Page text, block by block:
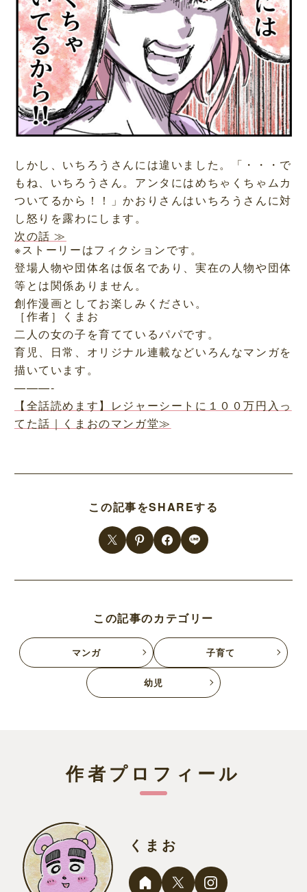
しかし、いちろうさんには違いました。「・・・で
もね、いちろうさん。アンタにはめちゃくちゃムカ
ついてるから！！」かおりさんはいちろうさんに対
し怒りを露わにします。
次の話 ≫
※ストーリーはフィクションです。
登場人物や団体名は仮名であり、実在の人物や団体
等とは関係ありません。
創作漫画としてお楽しみください。
［作者］くまお
二人の女の子を育てているパパです。
育児、日常、オリジナル連載などいろんなマンガを
描いています。
———-
【全話読めます】レジャーシートに１００万円入っ
てた話｜くまおのマンガ堂≫
この記事をSHAREする
この記事のカテゴリー
マンガ 子育て
幼児
作者プロフィール
くまお